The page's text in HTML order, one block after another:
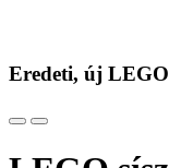
Eredeti, új